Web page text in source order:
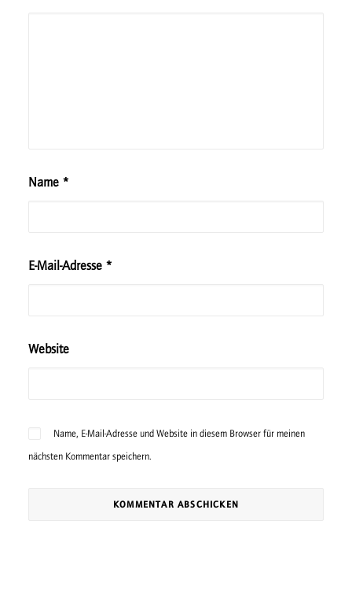
Name *
E-Mail-Adresse *
Website
Name, E-Mail-Adresse und Website in diesem Browser für meinen
nächsten Kommentar speichern.